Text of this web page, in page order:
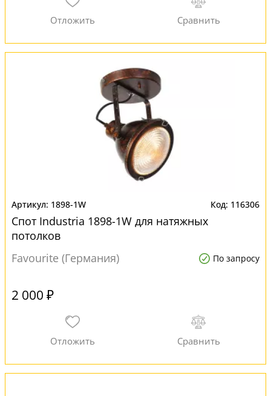
1898-1W 116306
Спот Industria 1898-1W для натяжных
потолков
Favourite (Германия)
По запросу
2 000 ₽